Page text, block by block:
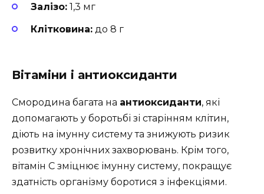
Залізо: 1,3 мг
Клітковина: до 8 г
Вітаміни і антиоксиданти
Смородина багата на антиоксиданти, які
допомагають у боротьбі зі старінням клітин,
діють на імунну систему та знижують ризик
розвитку хронічних захворювань. Крім того,
вітамін C зміцнює імунну систему, покращує
здатність організму боротися з інфекціями.